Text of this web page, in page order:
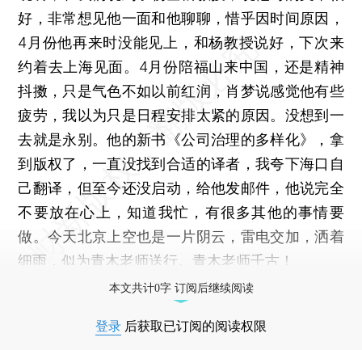
好，非常想见他一面和他聊聊，惜乎因时间原因，
4月份他再来时没能见上，和杨教授说好，下次来
约着去上海见面。4月份陪福山来中国，还是精神
抖擞，只是气色不如以前红润，肖梦说感觉他有些
疲劳，我以为只是日程安排太紧的原因。没想到一
去就是永别。他的新书《公司治理的多样化》，拿
到版权了，一直没找到合适的译者，我夸下海口自
己翻译，但至今还没启动，给他发邮件，他说完全
不要放在心上，知道我忙，有很多其他的事情要
做。今天北京上空也是一片阴云，雷电交加，洒着
细雨，似为青木老师送行。青木老师千古！
本文共计0字 订阅后继续阅读
登录 后获取已订阅的阅读权限